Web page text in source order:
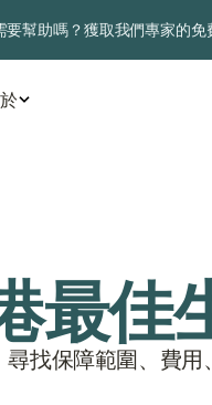
要幫助嗎？獲取我們專家的免
最佳
找保障範圍、費